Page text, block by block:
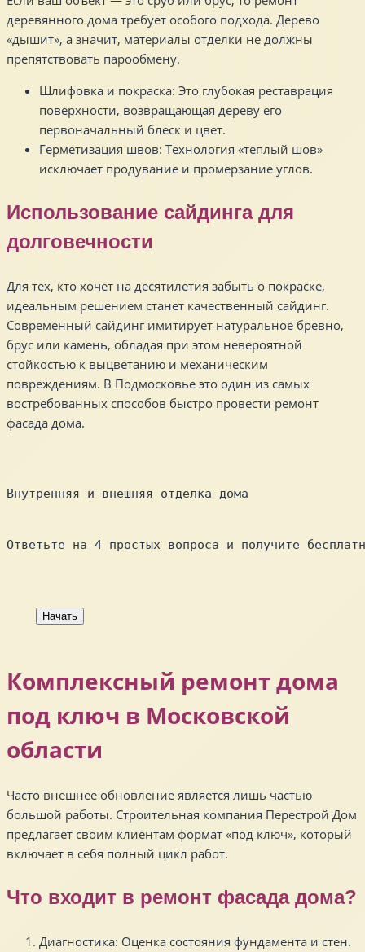
деревянного дома требует особого подхода. Дерево
«дышит», а значит, материалы отделки не должны
препятствовать парообмену.
Шлифовка и покраска: Это глубокая реставрация
поверхности, возвращающая дереву его
первоначальный блеск и цвет.
Герметизация швов: Технология «теплый шов»
исключает продувание и промерзание углов.
Использование сайдинга для
долговечности
Для тех, кто хочет на десятилетия забыть о покраске,
идеальным решением станет качественный сайдинг.
Современный сайдинг имитирует натуральное бревно,
брус или камень, обладая при этом невероятной
стойкостью к выцветанию и механическим
повреждениям. В Подмосковье это один из самых
востребованных способов быстро провести ремонт
фасада дома.
Внутренняя и внешняя отделка дома
Ответьте на 4 простых вопроса и получите
Начать
Комплексный ремонт дома
под ключ в Московской
области
Часто внешнее обновление является лишь частью
большой работы. Строительная компания Перестрой Дом
предлагает своим клиентам формат «под ключ», который
включает в себя полный цикл работ.
Что входит в ремонт фасада дома?
Диагностика: Оценка состояния фундамента и стен.